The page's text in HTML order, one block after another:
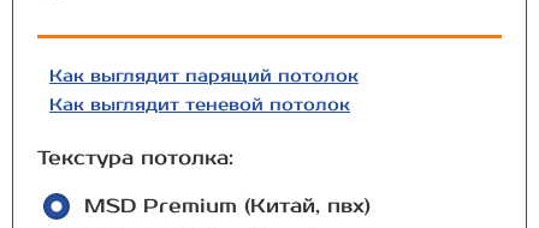
Как выглядит парящий потолок
Как выглядит теневой потолок
Текстура потолка:
MSD Premium (Китай, пвх)